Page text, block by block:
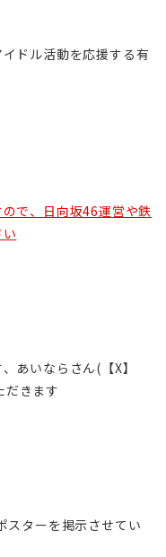
ドル活動を応援する有
で、日向坂46運営や鉄
あいならさん(【X】
きます
スターを掲示させてい